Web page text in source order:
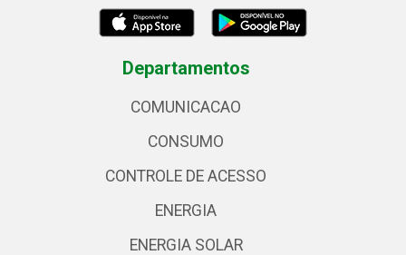
Departamentos
COMUNICACAO
CONSUMO
CONTROLE DE ACESSO
ENERGIA
ENERGIA SOLAR